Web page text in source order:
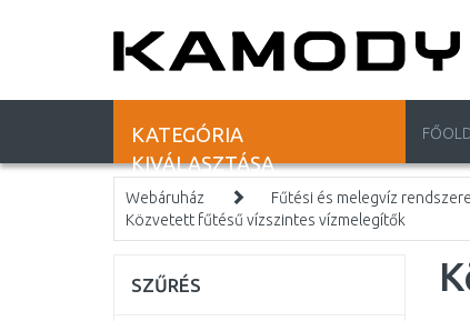
KATEGÓRIA
KIVÁLASZTÁSA
Webáruház Fűtési és melegvíz
Közvetett fűtésű vízszintes vízmelegítők
SZŰRÉS